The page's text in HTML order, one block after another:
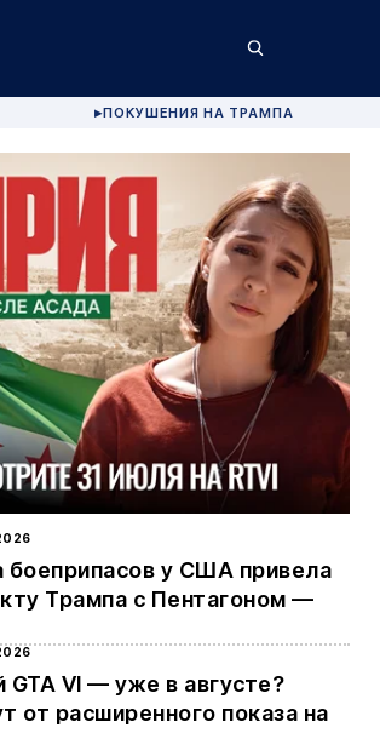
▶ПОКУШЕНИЯ НА ТРАМПА
боеприпасов у США привела
Трампа с Пентагоном —
GTA VI — уже в августе?
от расширенного показа на